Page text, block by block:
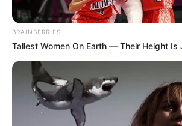
BRAINBERRIES
Tallest Women On Earth — Their Height Is